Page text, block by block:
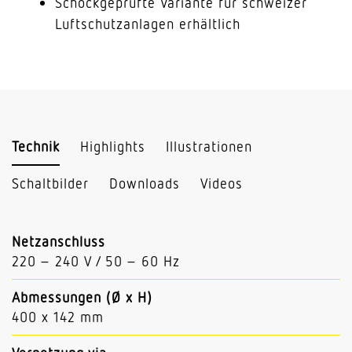
Luftschutzanlagen erhältlich
Technik Highlights Illustrationen
Schaltbilder Downloads Videos
Netzanschluss
220 – 240 V / 50 – 60 Hz
Abmessungen (Ø x H)
400 x 142 mm